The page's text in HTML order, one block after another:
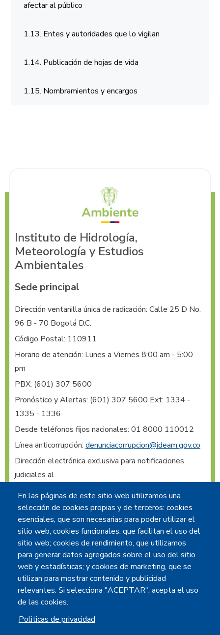
afectar al público
1.13. Entes y autoridades que lo vigilan
1.14. Publicación de hojas de vida
1.15. Nombramientos y encargos
Instituto de Hidrología,
Meteorología y Estudios
Ambientales
Sede principal
Dirección ventanilla única de radicación: Calle 25 D No.
96 B - 70 Bogotá D.C.
Código Postal: 110911
Horario de atención: Lunes a Viernes 8:00 am - 5:00
pm
PBX: (601) 307 5600
Pronóstico y Alertas: (601) 307 5600 Ext: 1334 -
1335 - 1336
Desde teléfonos fijos nacionales: 01 8000 110012
Línea anticorrupción: denunciacorrupcion@ideam.gov.co
Dirección electrónica exclusiva para notificaciones
judiciales al
Radicación de comunicaciones oficiales vía web:
contacto@ideam.gov.co
@IDEAM.INSTITUTO
@IDEAMCOLOMBIA
@IDEAMCOLOMBIA
INSTITUTO IDEAM
PolíticasMapa del sitioTérminos y condiciones
En las páginas de este sitio web utilizamos una
selección de cookies propias y de terceros: cookies
esenciales, que son necesarias para poder utilizar el
sitio web; cookies funcionales, que facilitan el uso del
sitio web; cookies de rendimiento, que utilizamos
para generar datos agregados sobre el uso del sitio
web y estadísticas; y cookies de marketing, que se
utilizan para mostrar contenido y publicidad
relevantes. Si selecciona "ACEPTAR", acepta el uso
de las cookies.
Politicas de privacidad